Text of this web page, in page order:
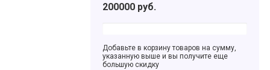
200000 руб.
Добавьте в корзину товаров на сумму,
указанную выше и вы получите еще
большую скидку